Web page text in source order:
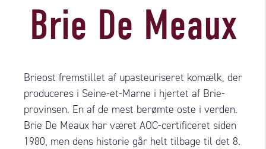
Brie De Meaux
Brieost fremstillet af upasteuriseret komælk, der
produceres i Seine-et-Marne i hjertet af Brie-
provinsen. En af de mest berømte oste i verden.
Brie De Meaux har været AOC-certificeret siden
1980, men dens historie går helt tilbage til det 8.